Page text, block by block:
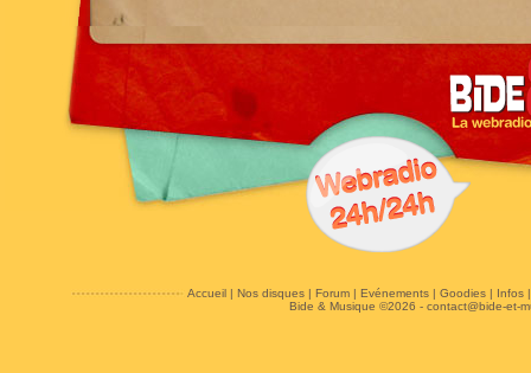
Accueil| Nos disques| Forum| Evénements| Goodies| Infos
Bide & Musique ©2026 - contact@bide-et-